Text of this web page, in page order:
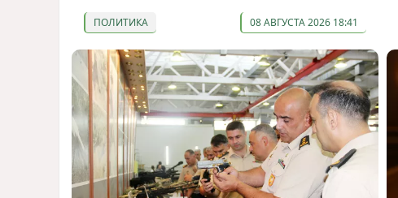
ПОЛИТИКА 08 АВГУСТА 2026 18:41